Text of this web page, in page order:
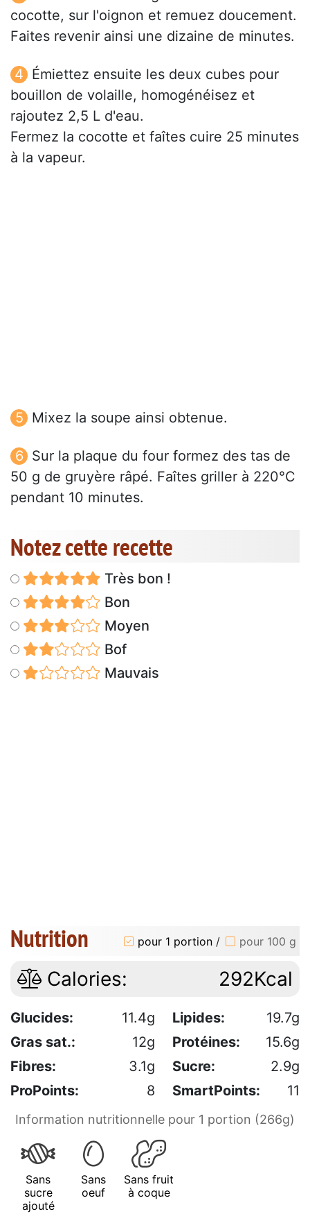
cocotte, sur l'oignon et remuez doucement.
Faites revenir ainsi une dizaine de minutes.
Émiettez ensuite les deux cubes pour
bouillon de volaille, homogénéisez et
rajoutez 2,5 L d'eau.
Fermez la cocotte et faîtes cuire 25 minutes
à la vapeur.
Mixez la soupe ainsi obtenue.
Sur la plaque du four formez des tas de
50 g de gruyère râpé. Faîtes griller à 220°C
pendant 10 minutes.
Notez cette recette
Très bon !
Bon
Moyen
Bof
Mauvais
Nutrition pour 1 portion / pour 100 g
Calories: 292Kcal
Glucides: 11.4g Lipides:
19.7g
Gras sat.:
12g Protéines:
15.6g
Fibres:
3.1g Sucre:
2.9g
ProPoints:
8 SmartPoints: 11
Information nutritionnelle pour 1 portion (266g)
Sans
sucre
ajouté
Sans
oeuf
Sans fruit
à coque